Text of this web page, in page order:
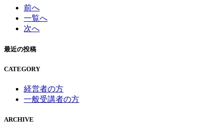
前へ
一覧へ
次へ
最近の投稿
CATEGORY
経営者の方
一般受講者の方
ARCHIVE